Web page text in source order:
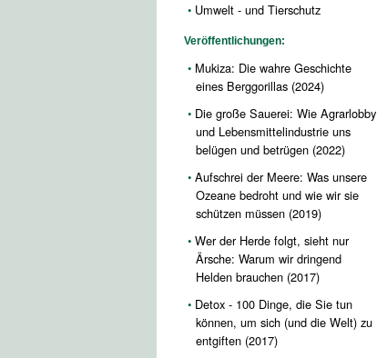
Umwelt - und Tierschutz
Veröffentlichungen:
Mukiza: Die wahre Geschichte
eines Berggorillas (2024)
Die große Sauerei: Wie Agrarlobby
und Lebensmittelindustrie uns
belügen und betrügen (2022)
Aufschrei der Meere: Was unsere
Ozeane bedroht und wie wir sie
schützen müssen (2019)
Wer der Herde folgt, sieht nur
Ärsche: Warum wir dringend
Helden brauchen (2017)
Detox - 100 Dinge, die Sie tun
können, um sich (und die Welt) zu
entgiften (2017)